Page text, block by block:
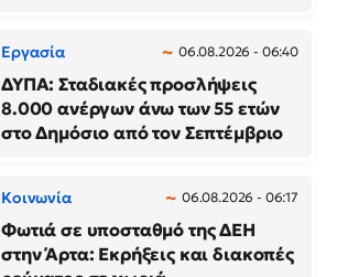
Εργασία 06.08.2026 - 06:40
ΔΥΠΑ: Σταδιακές προσλήψεις
8.000 ανέργων άνω των 55 ετών
στο Δημόσιο από τον Σεπτέμβριο
Κοινωνία 06.08.2026 - 06:17
Φωτιά σε υποσταθμό της ΔΕΗ
στην Άρτα: Εκρήξεις και διακοπές